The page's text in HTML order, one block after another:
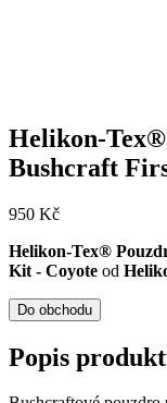
Helikon-
Bushcraft
950 Kč
Helikon-Tex®
Kit - Coyote od
Do obchodu
Popis